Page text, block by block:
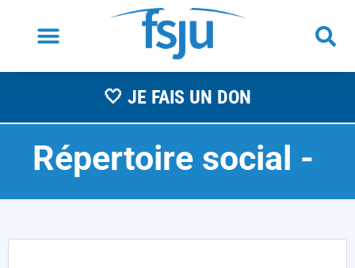
🤍 JE FAIS UN DON
Répertoire social -A